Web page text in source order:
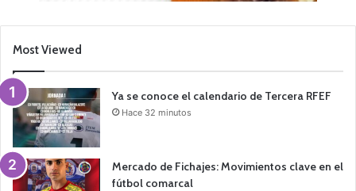
Most Viewed
Ya se conoce el calendario de Tercera RFEF
Hace 32 minutos
Mercado de Fichajes: Movimientos clave en el
fútbol comarcal